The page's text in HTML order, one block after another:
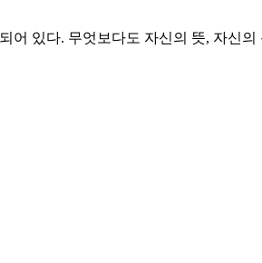
어 있다. 무엇보다도 자신의 뜻, 자신